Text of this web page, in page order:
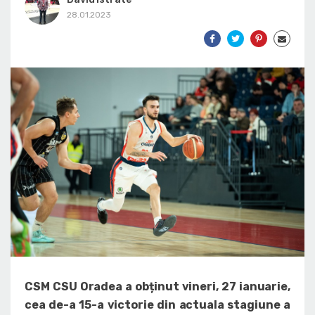
28.01.2023
CSM CSU Oradea a obținut vineri, 27 ianuarie,
cea de-a 15-a victorie din actuala stagiune a